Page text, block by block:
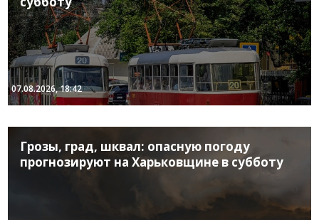
07.08.2026, 18:42
Грозы, град, шквал: опасную погоду
прогнозируют на Харьковщине в субботу